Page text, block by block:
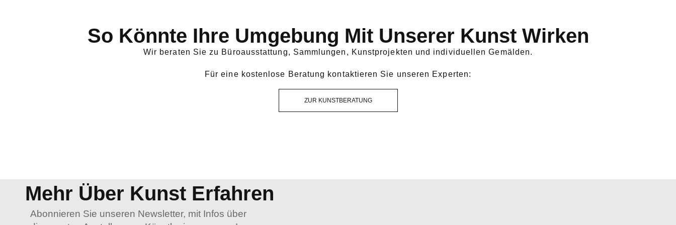
So Könnte Ihre Umgebung Mit Unserer Kunst Wirken
Wir beraten Sie zu Büroausstattung, Sammlungen, Kunstprojekten und individuellen Gemälden.
Für eine kostenlose Beratung kontaktieren Sie unseren Experten:
ZUR KUNSTBERATUNG
Mehr Über Kunst Erfahren
Abonnieren Sie unseren Newsletter, mit Infos über